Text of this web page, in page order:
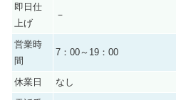
即日仕
上げ
－
営業時
間
7：00～19：00
休業日
なし